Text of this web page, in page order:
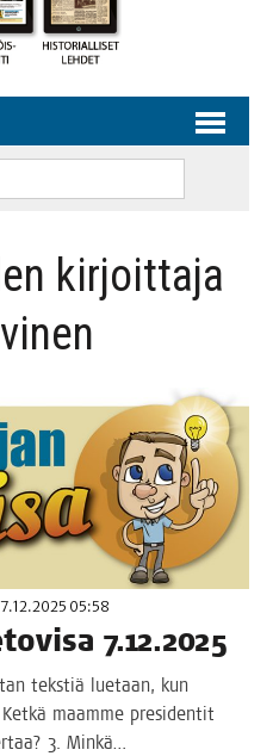
kirjoittaja
05:58
7.12.2025
teks­tiä lue­taan, kun
maam­me pre­si­den­tit
3. Minkä…